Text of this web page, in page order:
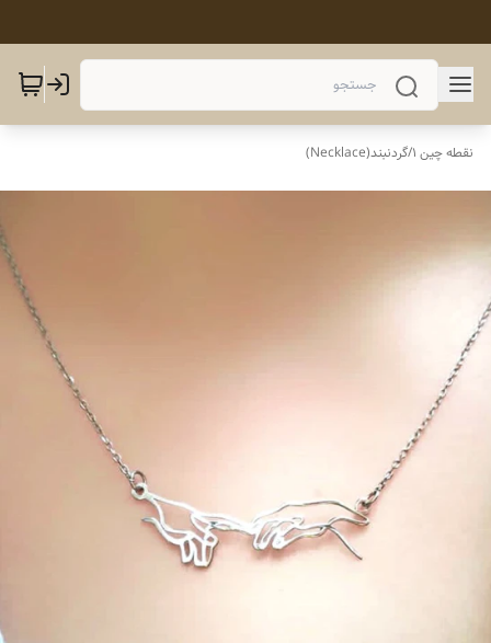
نقطه چین 1 /گردنبند(Necklace)